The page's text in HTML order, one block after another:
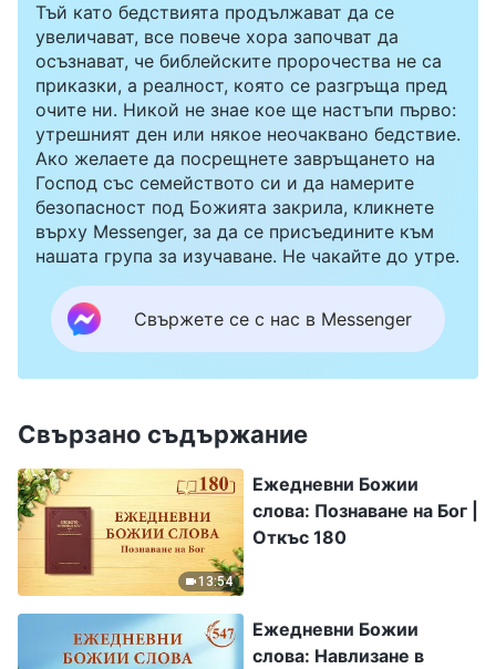
Тъй като бедствията продължават да се
увеличават, все повече хора започват да
осъзнават, че библейските пророчества не са
приказки, а реалност, която се разгръща пред
очите ни. Никой не знае кое ще настъпи първо:
утрешният ден или някое неочаквано бедствие.
Ако желаете да посрещнете завръщането на
Господ със семейството си и да намерите
безопасност под Божията закрила, кликнете
върху Messenger, за да се присъедините към
нашата група за изучаване. Не чакайте до утре.
Свържете се с нас в Messenger
Свързано съдържание
13:54
Ежедневни Божии
слова: Познаване на Бог |
Откъс 180
Ежедневни Божии
слова: Навлизане в